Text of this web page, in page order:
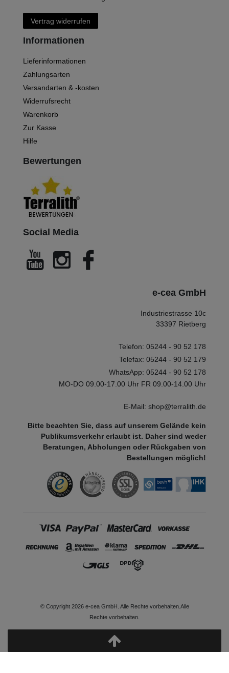
Vertrag widerrufen
Informationen
Lieferinformationen
Zahlungsarten
Versandarten & -kosten
Widerrufsrecht
Warenkorb
Zur Kasse
Hilfe
Bewertungen
Social Media
e-cea GmbH
Industriestrasse 10c
33397 Rietberg
Telefon: 05244 - 90 52 178
Telefax: 05244 - 90 52 179
WhatsApp: 05244 - 90 52 178
MO-DO 09.00-17.00 Uhr FR 09.00-14.00 Uhr
E-Mail: shop@terralith.de
Bitte beachten Sie, dass auf unserem Gelände kein
Publikumsverkehr erlaubt ist. Daher sind weder
Beratungen, Abholungen oder Rückgaben von
Bestellungen möglich!
© Copyright 2026 e-cea GmbH. Alle Rechte vorbehalten.Alle
Rechte vorbehalten.